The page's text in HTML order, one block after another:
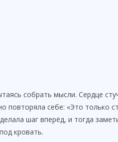
собрать мысли. Сердце
повторяла себе: «Это только
шаг вперёд, и тогда
кровать.